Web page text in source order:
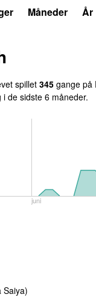
Måneder År
spillet 345 gange på
de sidste 6 måneder.
juni
Saiya)